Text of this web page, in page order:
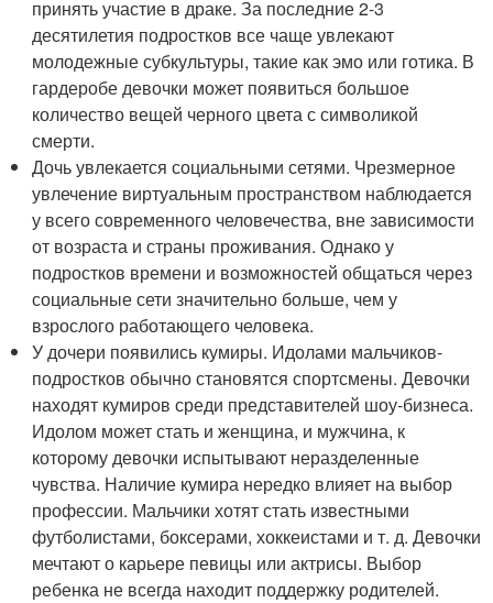
принять участие в драке. За последние 2-3
десятилетия подростков все чаще увлекают
молодежные субкультуры, такие как эмо или готика. В
гардеробе девочки может появиться большое
количество вещей черного цвета с символикой
смерти.
Дочь увлекается социальными сетями. Чрезмерное
увлечение виртуальным пространством наблюдается
у всего современного человечества, вне зависимости
от возраста и страны проживания. Однако у
подростков времени и возможностей общаться через
социальные сети значительно больше, чем у
взрослого работающего человека.
У дочери появились кумиры. Идолами мальчиков-
подростков обычно становятся спортсмены. Девочки
находят кумиров среди представителей шоу-бизнеса.
Идолом может стать и женщина, и мужчина, к
которому девочки испытывают неразделенные
чувства. Наличие кумира нередко влияет на выбор
профессии. Мальчики хотят стать известными
футболистами, боксерами, хоккеистами и т. д. Девочки
мечтают о карьере певицы или актрисы. Выбор
ребенка не всегда находит поддержку родителей.